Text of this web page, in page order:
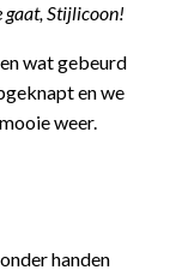
gaat, Stijlicoon!
wat gebeurd
en we
weer.
handen